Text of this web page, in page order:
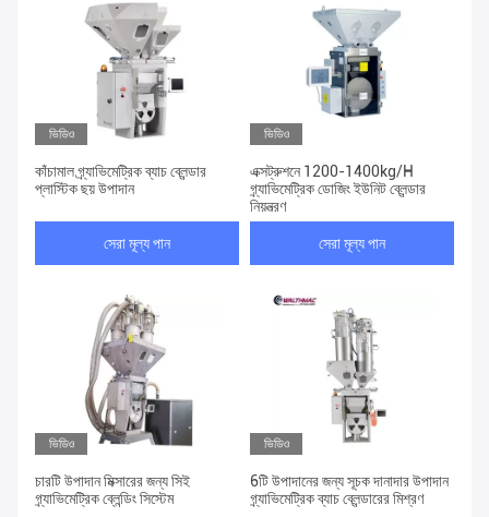
ভিডিও
কাঁচামাল গ্র্যাভিমেট্রিক ব্যাচ ব্লেন্ডার
প্লাস্টিক ছয় উপাদান
সেরা মূল্য পান
ভিডিও
এক্সট্রুশনে 1200-1400kg/H
গ্র্যাভিমেট্রিক ডোজিং ইউনিট ব্লেন্ডার
নিয়ন্ত্রণ
সেরা মূল্য পান
ভিডিও
চারটি উপাদান মিক্সারের জন্য সিই
গ্র্যাভিমেট্রিক ব্লেন্ডিং সিস্টেম
ভিডিও
6টি উপাদানের জন্য সূচক দানাদার উপাদান
গ্র্যাভিমেট্রিক ব্যাচ ব্লেন্ডারের মিশ্রণ